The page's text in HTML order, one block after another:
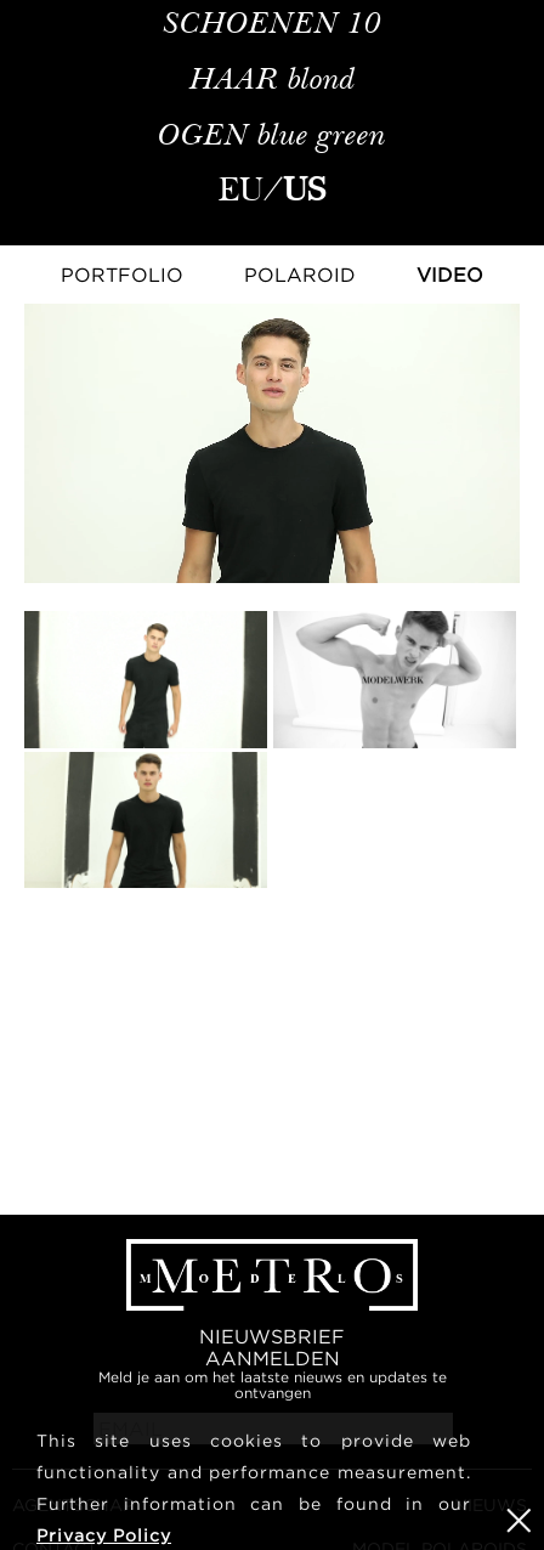
SCHOENEN 10
HAAR blond
OGEN blue green
EU/US
PORTFOLIO POLAROID VIDEO
NIEUWSBRIEF
AANMELDEN
Meld je aan om het laatste nieuws en updates te
ontvangen
AGENTSCHAP NIEUWS
This site uses cookies to provide web
functionality and performance measurement.
Further information can be found in our
Privacy Policy